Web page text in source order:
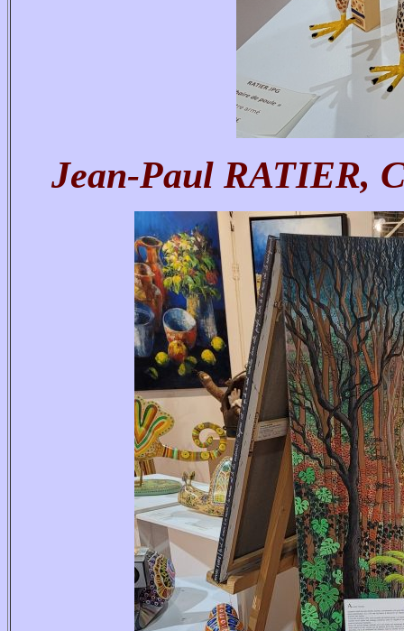
Jean-Paul RATIER,